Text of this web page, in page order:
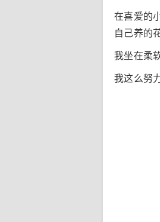
在喜爱的
自己养的
我坐在柔
我这么努